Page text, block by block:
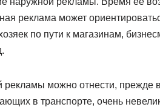
реклама может
по пути к магазинам,
можно отнести, прежде
в транспорте, очень